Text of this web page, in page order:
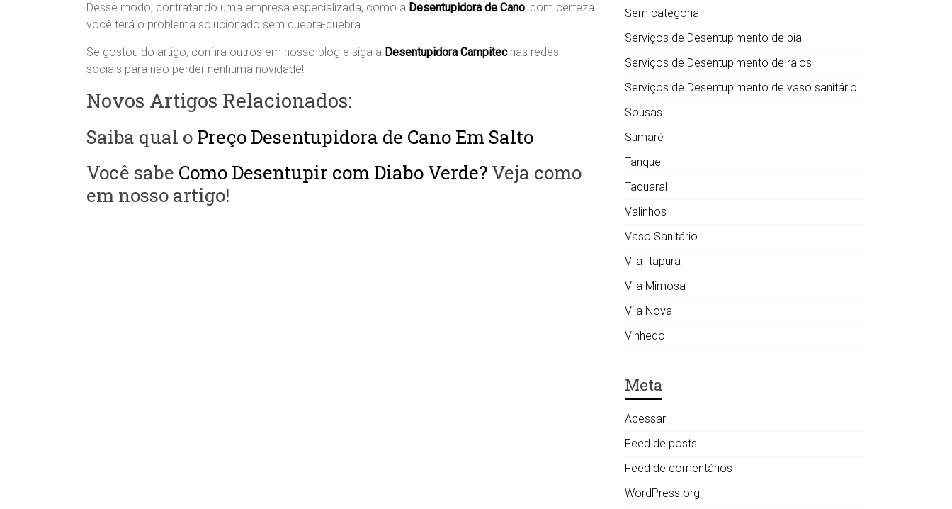
Desse modo, contratando uma empresa especializada, como a Desentupidora de Cano; com certeza
você terá o problema solucionado sem quebra-quebra.
Se gostou do artigo, confira outros em nosso blog e siga a Desentupidora Campitecnas redes
sociais para não perder nenhuma novidade!
Novos Artigos Relacionados:
Saiba qual o Preço Desentupidora de Cano Em Salto
Você sabe Como Desentupir com Diabo Verde? Veja como
em nosso artigo!
Sem categoria
Serviços de Desentupimento de pia
Serviços de Desentupimento de ralos
Serviços de Desentupimento de vaso sanitário
Sousas
Sumaré
Tanque
Taquaral
Valinhos
Vaso Sanitário
Vila Itapura
Vila Mimosa
Vila Nova
Vinhedo
Meta
Acessar
Feed de posts
Feed de comentários
WordPress.org